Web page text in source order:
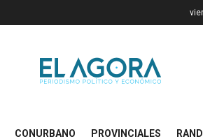
CONURBANO PROVINCIALES